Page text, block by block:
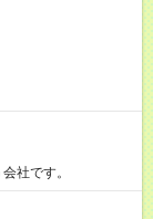
社です。